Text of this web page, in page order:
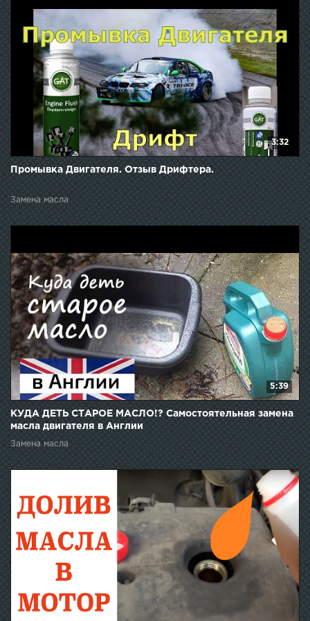
spulung, total quartz ineo ecs, citroen, замена масла
citroen c4, peugeot, citroen c4 repair and maintenance,
автохимия, автокосметика, lavr, лавр, промывать ли
двигатель, нужно промывать двигатель, промывка при
замене масла, 5-минутная промывка, мягкая промывка
двигателя, промывка масляной системы, hi-gear, liqui
3:32
Промывка Двигателя. Отзыв Дрифтера.
Замена масла
5:39
КУДА ДЕТЬ СТАРОЕ МАСЛО!? Самостоятельная замена
масла двигателя в Англии
Замена масла